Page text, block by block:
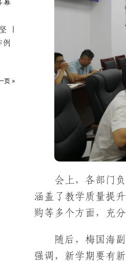
|
例
页 »
会上，各部门
涵盖了教学质量提
购等多个方面，充
随后，梅国海
强调，新学期要有